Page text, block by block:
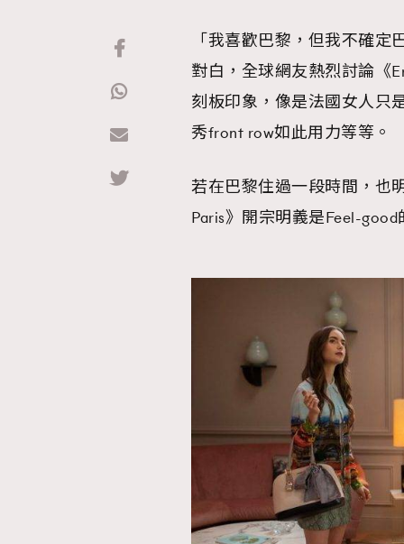
Wellness
Paris
Hommes
「我喜歡巴黎，但我不確定
對白，全球網友熱烈討論《
刻板印象，像是法國女人只
秀front row如此用力等等。
若在巴黎住過一段時間，也
Paris》開宗明義是Feel-